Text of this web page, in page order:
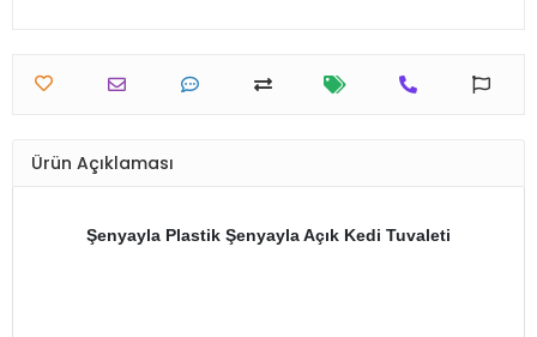
Ürün Açıklaması
Şenyayla Plastik Şenyayla Açık Kedi Tuvaleti